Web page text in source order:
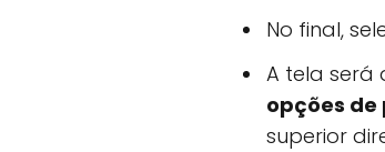
No final,
A tela será
opções
superior